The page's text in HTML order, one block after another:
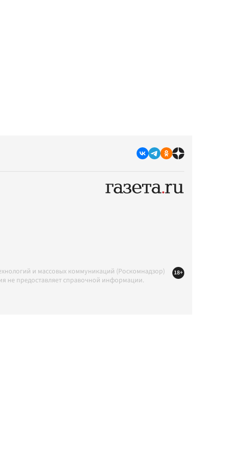
и массовых коммуникаций (Роскомнадзор)
не предоставляет справочной информации.
18+